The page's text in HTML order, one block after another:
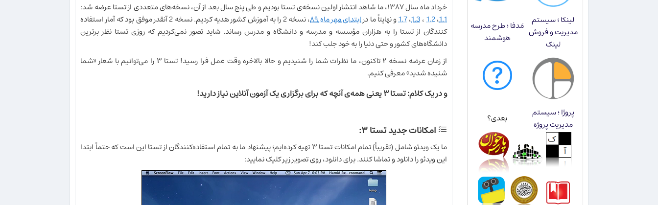
خرداد ماه سال ۱۳۸۷، ما شاهد انتشار اولین نسخه‌ی تستا بودیم و طی پنج سال بعد از آن، نسخه‌های متعددی از تستا عرضه شد:
1.1،1.2،1.3،1.7ونهایتاً ما درابتدای مهر ماه ۸۹
، نسخه 2 را به آموزش کشور هدیه کردیم. نسخه 2 آنقدر موفق بود که آمار استفاده
کنندگان از تستا را به هزاران مؤسسه و مدرسه و دانشگاه و مدرس رساند. شاید تصور نمی‌کردیم که روزی تستا نظر برترین
دانشگاه‌های کشور و حتی دنیا را به خود جلب کند!
از زمان عرضه نسخه ۲ تاکنون، ما نظرات شما را شنیدیم و حالا بالاخره وقت عمل فرا رسید! تستا ۳ را می‌توانیم با شعار «شما
شنیده شدید» معرفی کنیم.
و در یک کلام: تستا ۳ یعنی همه‌ی آنچه که برای برگزاری یک آزمون آنلاین نیاز دارید!
امکانات جدید تستا ۳:
ما یک ویدئو شامل (تقریباً) تمام امکانات تستا ۳ تهیه کرده‌ایم؛ پیشنهاد ما به تمام استفاده‌کنندگان از تستا این است که حتماً ابتدا
این ویدئو را دانلود و تماشا کنند. برای دانلود، روی تصویر زیر کلیک نمایید:
لینکا ؛ سیستم
مدیریت و فروش
لینک
مَدفا ؛ طرح مدرسه
هوشمند
پروژا ؛ سیستم
مدیریت پروژه
بعدی؟